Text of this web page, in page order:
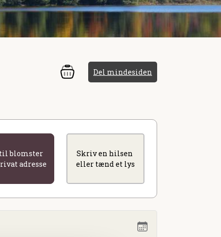
Del mindesiden
blomster
adresse
Skriv en hilsen
eller tænd et lys